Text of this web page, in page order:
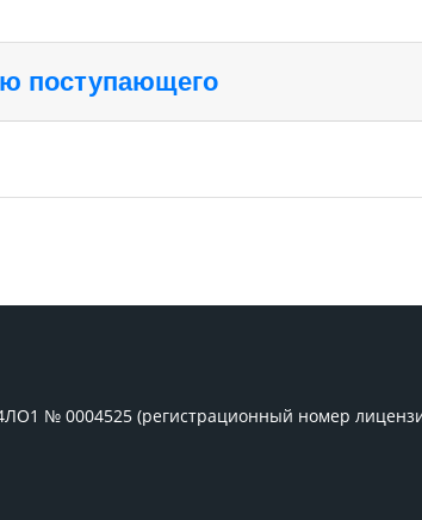
поступающего
№ 0004525 (регистрационный номер